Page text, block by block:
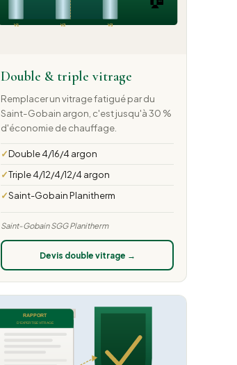
Double & triple vitrage
Remplacer un vitrage fatigué par du
Saint-Gobain argon, c'est jusqu'à 30 %
d'économie de chauffage.
Double 4/16/4 argon
Triple 4/12/4/12/4 argon
Saint-Gobain Planitherm
Saint-Gobain SGG Planitherm
Devis double vitrage →